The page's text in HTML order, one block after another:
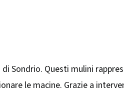
di Sondrio. Questi mulini
le macine. Grazie a